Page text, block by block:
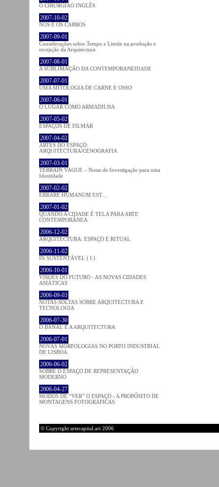
O CIRURGIÃO INGLÊS
2007-10-02
NÓS E OS CARROS
2007-09-01
Considerações sobre Tempo e Limite na produção e
recepção da Arquitectura
2007-08-01
A SUBLIMAÇÃO DA CONTEMPORANEIDADE
2007-07-01
UMA MITOLOGIA DE CARNE E OSSO
2007-06-01
O LUGAR COMO ARMADILHA
2007-05-02
ESPAÇOS DE FILMAR
2007-04-02
ARTES DO ESPAÇO:
ARQUITECTURA/CENOGRAFIA
2007-03-01
TERRAIN VAGUE – Notas de Investigação para uma
Identidade
2007-02-02
ERRARE HUMANUM EST…
2007-01-02
QUANDO A CIDADE É TELA PARA ARTE
CONTEMPORÂNEA
2006-12-02
ARQUITECTURA: ESPAÇO E RITUAL
2006-11-02
IN SUSTENTÁVEL ( I )
2006-10-01
VISÕES DO FUTURO - AS NOVAS CIDADES
ASIÁTICAS
2006-09-03
NOTAS SOLTAS SOBRE ARQUITECTURA E
TECNOLOGIA
2006-07-30
O BANAL E A ARQUITECTURA
2006-07-01
NOVAS MORFOLOGIAS NO PORTO INDUSTRIAL
DE LISBOA
2006-06-02
SOBRE O ESPAÇO DE REPRESENTAÇÃO
MODERNO
2006-04-27
MODOS DE “VER” O ESPAÇO - A PROPÓSITO DE
MONTAGENS FOTOGRÁFICAS
© Copyright artecapital.art 2006